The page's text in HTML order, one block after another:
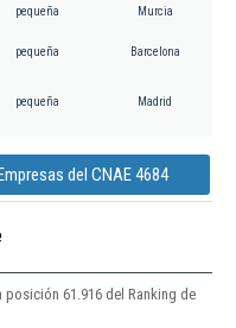
pequeña Murcia
pequeña Barcelona
pequeña Madrid
del CNAE 4684
61.916 del Ranking de